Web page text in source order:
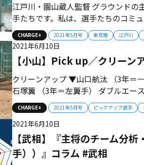
CHARGE+ 2021年5月号 東京版 江戸川
江戸川・園山蔵人監督 グラウンドの
手たちです。私は、選手たちのコミ
思います。選手たちが、野球を楽し
作っていくことが指導者の役割だと
1974年東京都生まれ。紅葉川―日体
CHARGE+ 2021年5月号 ピックアップ選手
【小山】Pick up／クリーン
2021年6月10日
クリーンアップ ▼山口航汰 （3年＝
石塚翼 （3年＝左翼手） ダブルエー
ド度胸抜群の技巧派左腕。大舞台で力を発揮す
【武相】『主将のチーム分
手））』コラム #武相
2021年6月10日